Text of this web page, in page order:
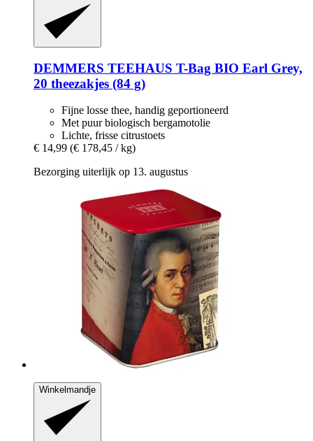
DEMMERS TEEHAUS T-​Bag BIO Earl Grey,
20 theezakjes (84 g)
Fijne losse thee, handig geportioneerd
Met puur biologisch bergamotolie
Lichte, frisse citrustoets
€ 14,99 (€ 178,45 / kg)
Bezorging uiterlijk op 13. augustus
Winkelmandje